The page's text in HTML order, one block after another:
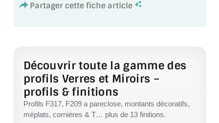
VERRE TREMPÉ (SÉCURIT)
VERRE ANTI-REFLET
VERRE LAQUÉ/CRÉDENCE
VERRE FEUILLETÉ/TREMPÉ
Partager cette fiche article
Découvrir toute la gamme des
profils Verres et Miroirs –
profils & finitions
Profils F317, F209 a pareclose, montants décoratifs,
méplats, cornières & T… plus de 13 finitions.